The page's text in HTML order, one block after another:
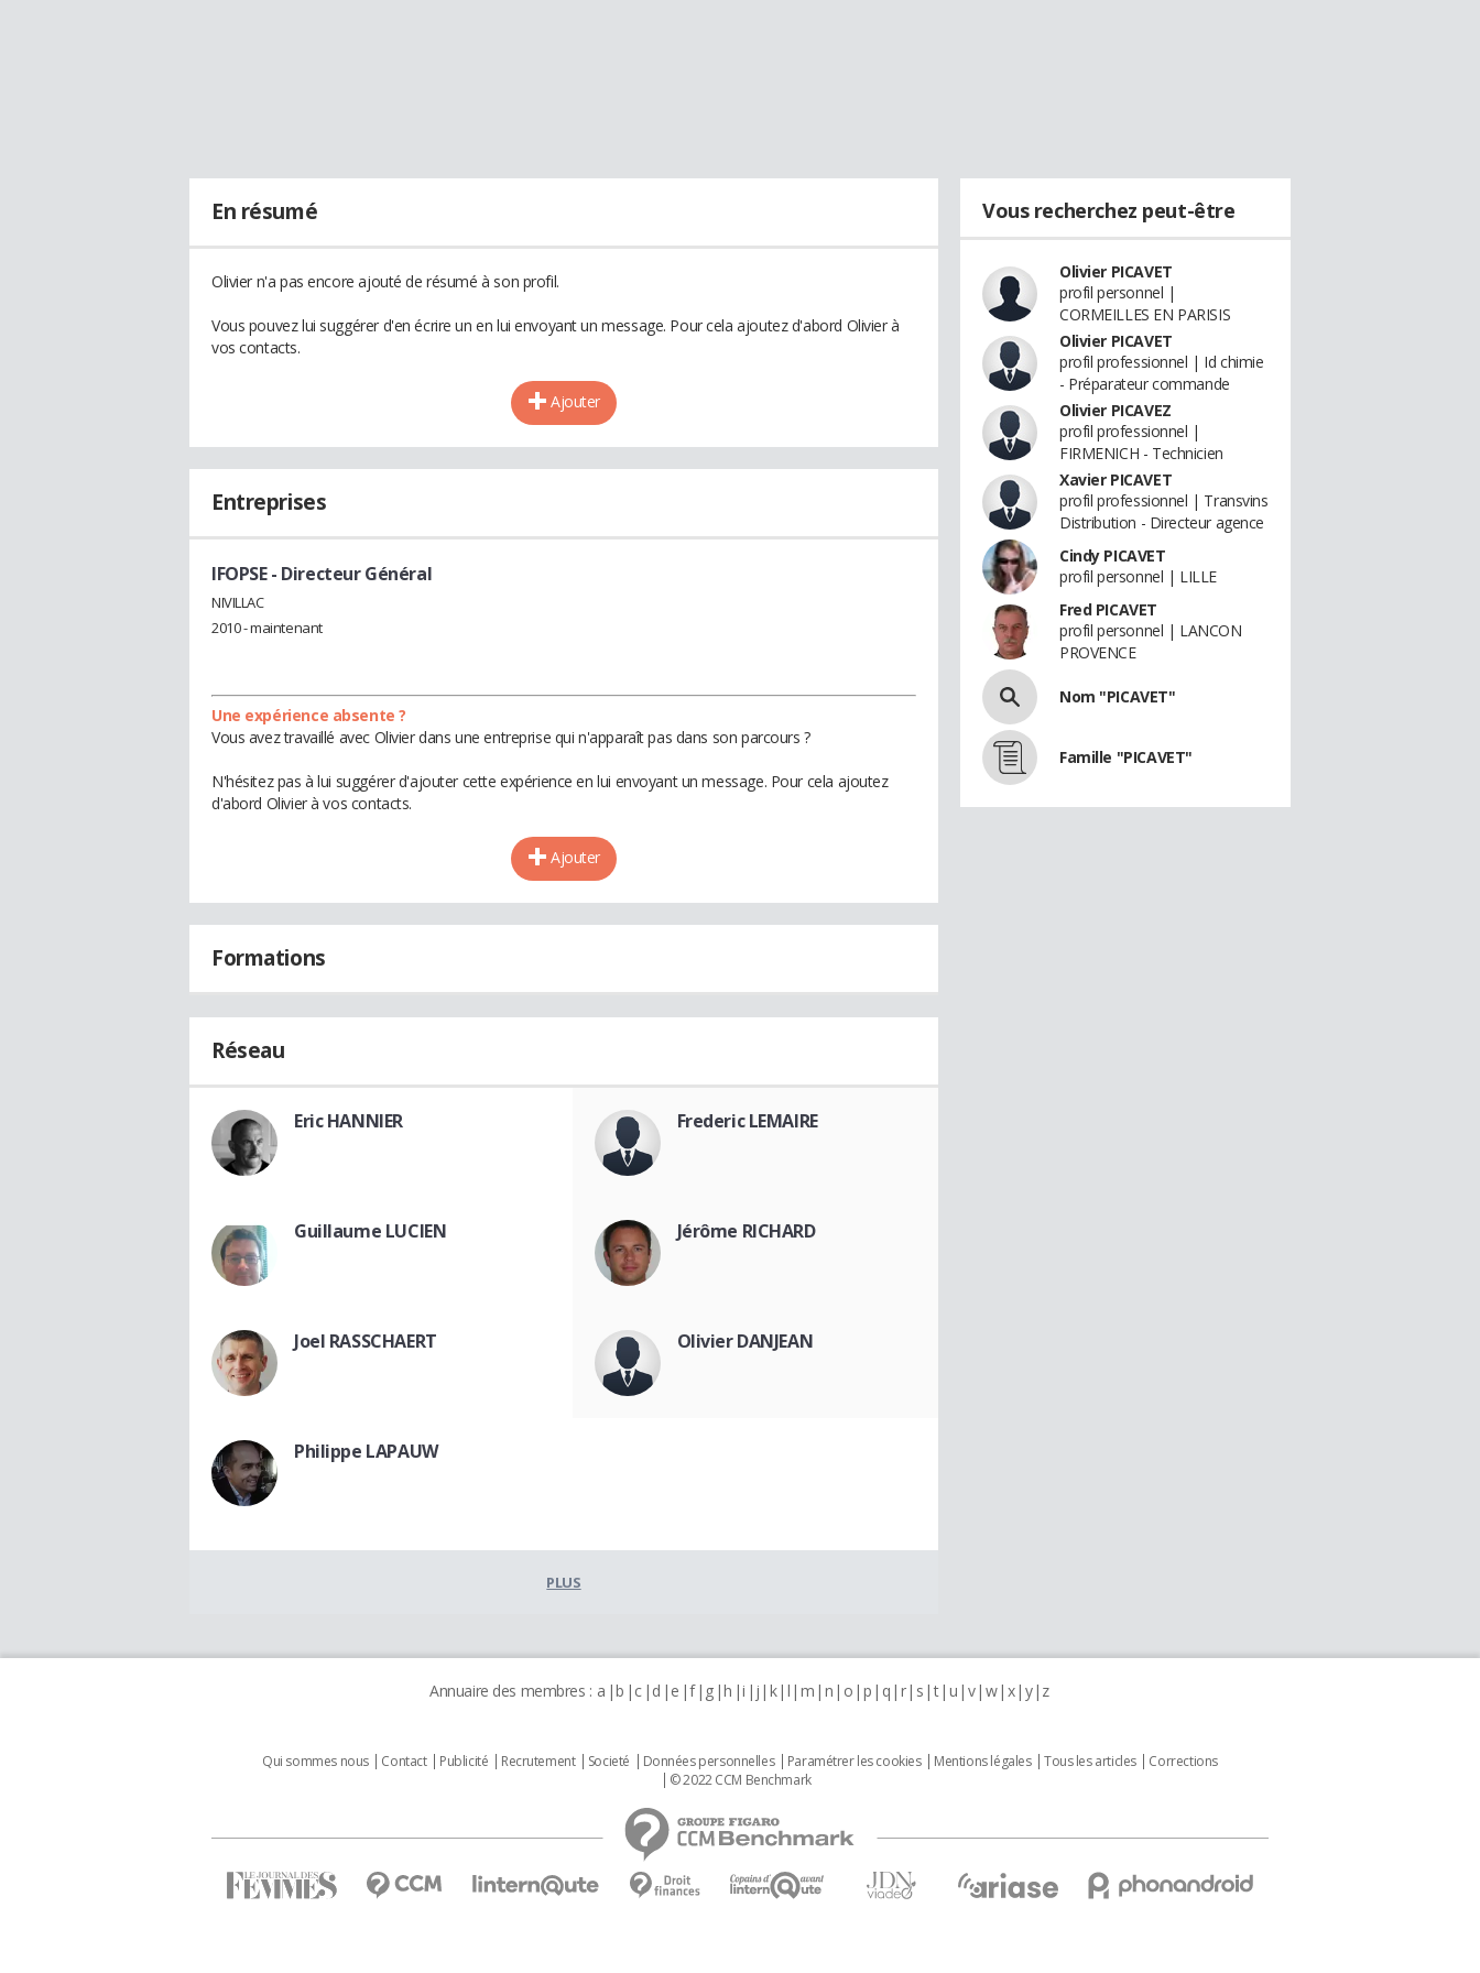
En résumé
Olivier n'a pas encore ajouté de résumé à son profil.
Vous pouvez lui suggérer d'en écrire un en lui envoyant un message. Pour cela ajoutez d'abord Olivier à
vos contacts.
Ajouter
Entreprises
IFOPSE- Directeur Général
NIVILLAC
2010 - maintenant
Une expérience absente ?
Vous avez travaillé avec Olivier dans une entreprise qui n'apparaît pas dans son parcours ?
N'hésitez pas à lui suggérer d'ajouter cette expérience en lui envoyant un message. Pour cela ajoutez
d'abord Olivier à vos contacts.
Ajouter
Formations
Réseau
Eric HANNIER Frederic LEMAIRE
Guillaume LUCIEN Jérôme RICHARD
Joel RASSCHAERT Olivier DANJEAN
Philippe LAPAUW
PLUS
Vous recherchez peut-être
Olivier PICAVET
profil personnel |
CORMEILLES EN PARISIS
Olivier PICAVET
profil professionnel | Id chimie
- Préparateur commande
Olivier PICAVEZ
profil professionnel |
FIRMENICH - Technicien
Xavier PICAVET
profil professionnel | Transvins
Distribution - Directeur agence
Cindy PICAVET
profil personnel | LILLE
Fred PICAVET
profil personnel | LANCON
PROVENCE
Nom "PICAVET"
Famille "PICAVET"
Annuaire des membres : a b c d e f g h i j k l m n o p q r s t u v w x y z
Qui sommes nous Contact Publicité Recrutement Societé Données personnelles Paramétrer les cookies Mentions légales Tous les articles
Corrections
© 2022 CCM Benchmark